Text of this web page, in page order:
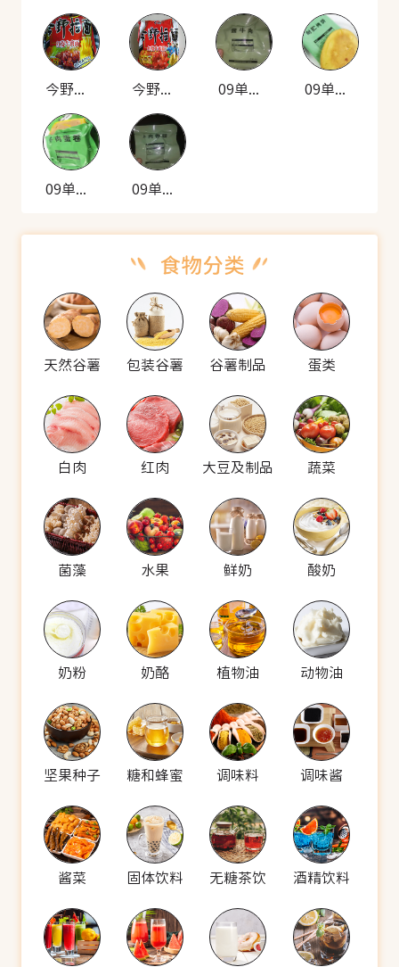
今野拉面 红烧牛肉面 今野拉面 (红烧牛肉面) 09单兵 自热米饭套餐(酱牛肉) 09单兵 自热米饭套餐(耐贮烤饼)
09单兵 自热米饭套餐(牛肉蛋卷) 09单兵 自热米饭套餐(牛肉香肠)
天然谷薯 包装谷薯 谷薯制品 蛋类
白肉 红肉 大豆及制品 蔬菜
菌藻 水果 鲜奶 酸奶
奶粉 奶酪 植物油 动物油
坚果种子 糖和蜂蜜 调味料 调味酱
酱菜 固体饮料 无糖茶饮 酒精饮料